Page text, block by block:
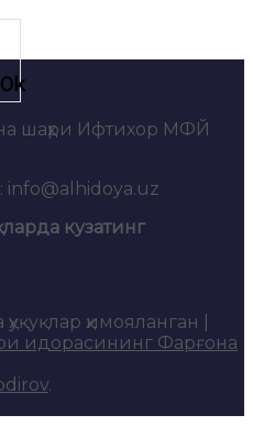
шаҳри Ифтихор МФЙ
info@alhidoya.uz
кузатинг
ҳимояланган |
идорасининг Фарғона
.